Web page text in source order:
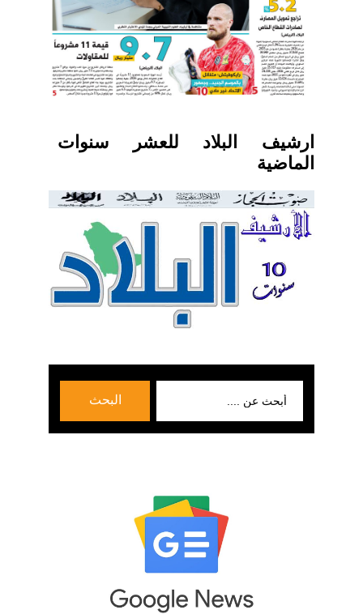
ارشيف البلاد للعشر سنوات
الماضية
البحث